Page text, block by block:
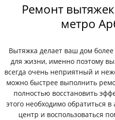
Ремонт
метро
Вытяжка делает ваш дом
для жизни, именно поэтому
всегда очень неприятный и
можно быстрее выполнить
полностью восстановить
этого необходимо обратиться
центр и воспользоваться